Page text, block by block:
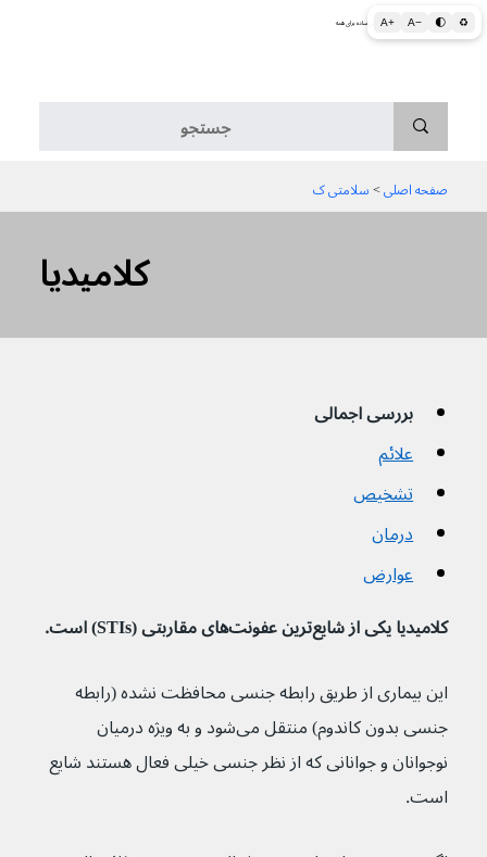
A+ A− 🌓 ♻ اطلاعات پزشکی و بهداشتی به زبان ساده برای همه
صفحه اصلی > سلامتی ک
کلامیدیا
بررسی اجمالی
علائم
تشخیص
درمان
عوارض
کلامیدیا یکی از شایع‌ترین عفونت‌های مقاربتی (STIs) است.
این بیماری از طریق رابطه جنسی محافظت نشده (رابطه
جنسی بدون کاندوم) منتقل می‌شود و به ویژه درمیان
نوجوانان و جوانانی که از نظر جنسی خیلی فعال هستند شایع
است.